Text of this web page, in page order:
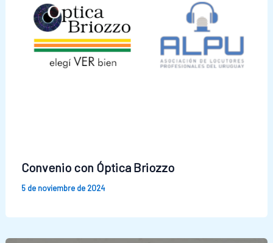
Convenio con Óptica Briozzo
5 de noviembre de 2024